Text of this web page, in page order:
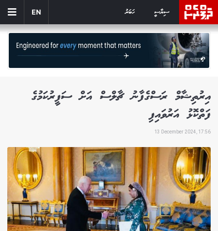
ސިޔާސީ ހަބަރު EN
އިރުތިޝާމް ރަސްގެފާނު ޗާލްސް އަށް ސަފީރުކަމުގެ
ފަތްކޮޅު އަރުވައިފި
13 December 2024, 17:56